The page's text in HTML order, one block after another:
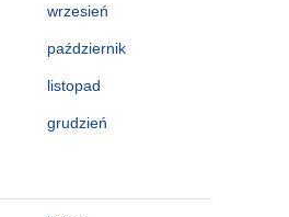
wrzesień
październik
listopad
grudzień